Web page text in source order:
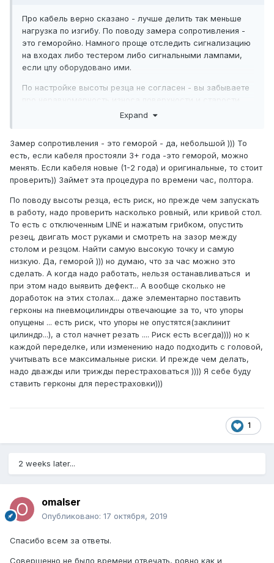
Про кабель верно сказано - лучше делить так меньше
нагрузка по изгибу. По поводу замера сопротивления -
это геморойно. Намного проще отследить сигнализацию
на входах либо тестером либо сигнальными лампами,
если цпу оборудовано ими.
По настройке высоты резца не согласен - вы забываете
фанеры либо МДФ (смотря чем покрыт стол). Нельзя
Expand
Замер сопротивления - это геморой - да, небольшой ))) То
есть, если кабеля простояли 3+ года -это геморой, можно
менять. Если кабеля новые (1-2 года) и оригинальные, то стоит
проверить)) Займет эта процедура по времени час, полтора.
По поводу высоты резца, есть риск, но прежде чем запускать
в работу, надо проверить насколько ровный, или кривой стол.
То есть с отключенным LINE и нажатым грибком, опустить
резец, двигать мост руками и смотреть на зазор между
столом и резцом. Найти самую высокую точку и самую
низкую. Да, геморой ))) но думаю, что за час можно это
сделать. А когда надо работать, нельзя останавливаться и
при этом надо выявить дефект... А вообще сколько не
доработок на этих столах... даже элементарно поставить
герконы на пневмоцилиндры отвечающие за то, что упоры
опущены ... есть риск, что упоры не опустятся(заклинит
цилиндр...), а стол начнет резать .... Риск есть всегда)))) но к
каждой переделке, или изменению надо подходить с головой,
учитывать все максимальные риски. И прежде чем делать,
надо дважды или трижды перестраховаться )))) Я себе буду
ставить герконы для перестраховки)))
1
2 weeks later...
omalser
Опубликовано: 17 октября, 2019
Спасибо всем за ответы.
Совершенно не было времени отвечать, ровно как и